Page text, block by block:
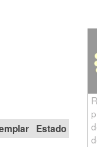
Estado